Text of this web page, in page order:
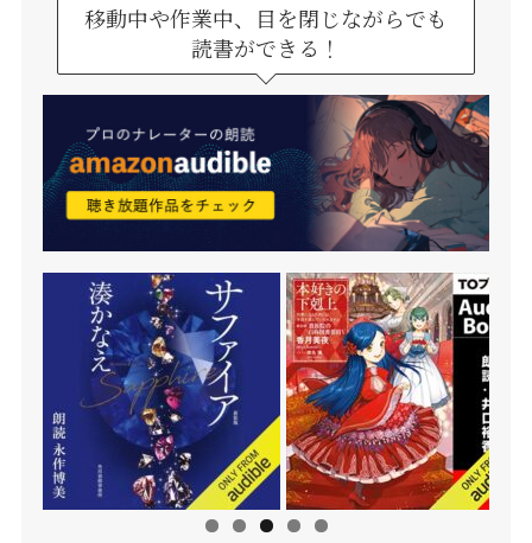
移動中や作業中、目を閉じながらでも
読書ができる！